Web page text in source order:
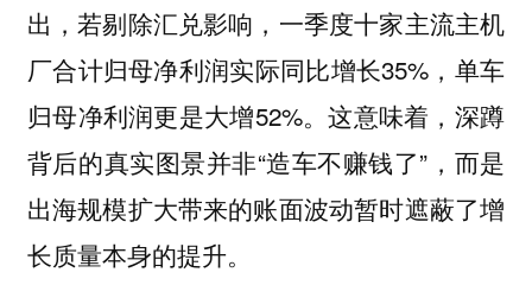
出，若剔除汇兑影响，一季度十家主流主机
厂合计归母净利润实际同比增长35%，单车
归母净利润更是大增52%。这意味着，深蹲
背后的真实图景并非“造车不赚钱了”，而是
出海规模扩大带来的账面波动暂时遮蔽了增
长质量本身的提升。